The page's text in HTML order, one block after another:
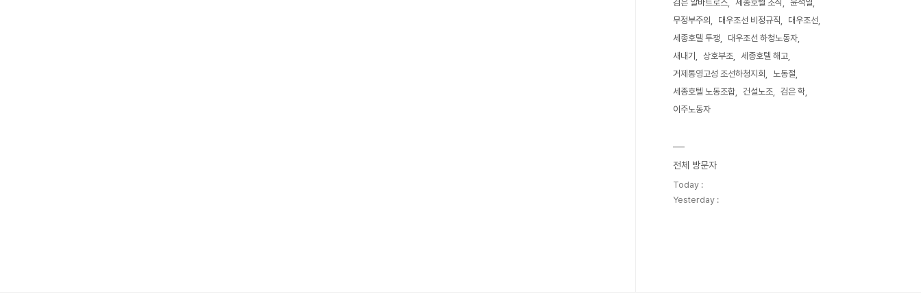
검은 알바트로스 세종호텔 조식
윤석열
무정부주의
대우조선 비정규직
대우조선
세종호텔 투쟁
대우조선 하청노동자
새내기
상호부조
세종호텔 해고
거제통영고성 조선하청지회
노동절
세종호텔 노동조합
건설노조
검은 학
이주노동자
전체 방문자
Today :
Yesterday :